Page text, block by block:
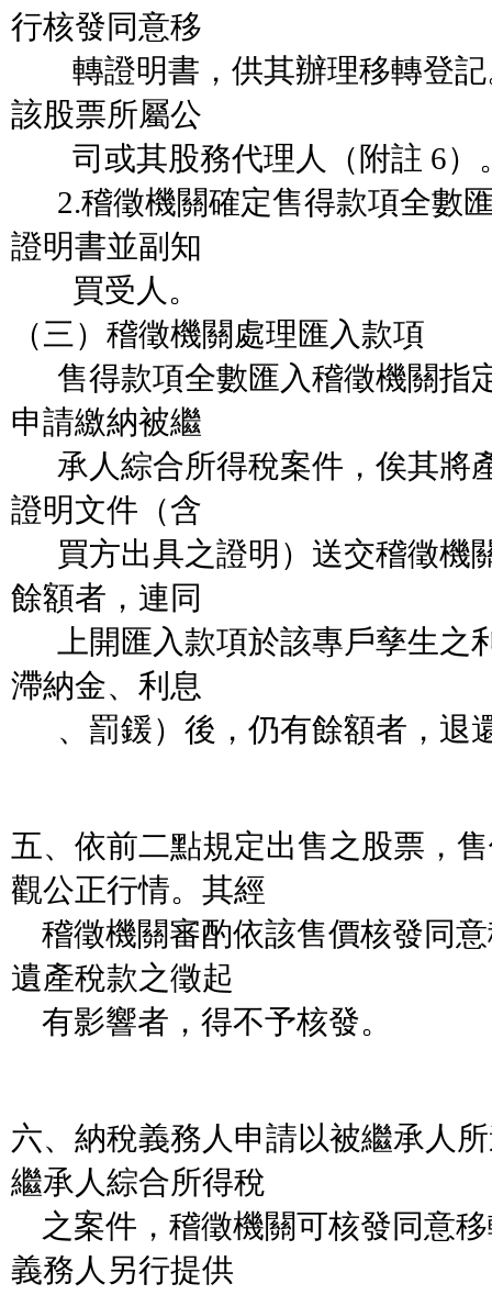
行核發同意移
轉證明書，供其辦理移轉登記
該股票所屬公
司或其股務代理人（附註 6）
2.稽徵機關確定售得款項全數
證明書並副知
買受人。
（三）稽徵機關處理匯入款項
售得款項全數匯入稽徵機關指
申請繳納被繼
承人綜合所得稅案件，俟其將
證明文件（含
買方出具之證明）送交稽徵機
餘額者，連同
上開匯入款項於該專戶孳生之
滯納金、利息
、罰鍰）後，仍有餘額者，退
五、依前二點規定出售之股票，
觀公正行情。其經
稽徵機關審酌依該售價核發同
遺產稅款之徵起
有影響者，得不予核發。
六、納稅義務人申請以被繼承人
繼承人綜合所得稅
之案件，稽徵機關可核發同意
義務人另行提供